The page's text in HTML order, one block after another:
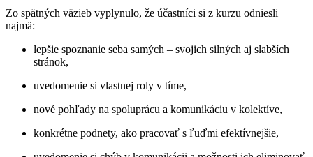
Zo spätných väzieb vyplynulo, že účastníci si z kurzu odniesli
najmä:
lepšie spoznanie seba samých – svojich silných aj slabších
stránok,
uvedomenie si vlastnej roly v tíme,
nové pohľady na spoluprácu a komunikáciu v kolektíve,
konkrétne podnety, ako pracovať s ľuďmi efektívnejšie,